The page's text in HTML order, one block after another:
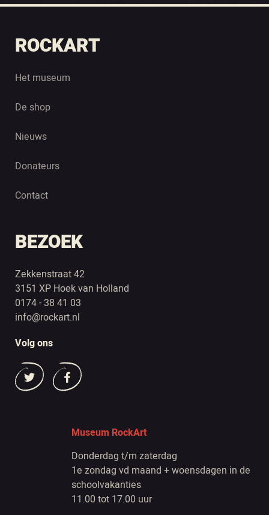
ROCKART
Het museum
De shop
Nieuws
Donateurs
Contact
BEZOEK
Zekkenstraat 42
3151 XP Hoek van Holland
0174 - 38 41 03
info@rockart.nl
Volg ons
Museum RockArt
Donderdag t/m zaterdag
1e zondag vd maand + woensdagen in de
schoolvakanties
11.00 tot 17.00 uur